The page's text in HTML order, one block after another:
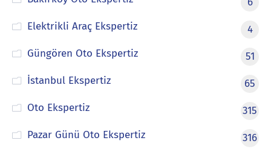
Elektrikli Araç Ekspertiz
4
Güngören Oto Ekspertiz
51
İstanbul Ekspertiz
65
Oto Ekspertiz
315
Pazar Günü Oto Ekspertiz
316